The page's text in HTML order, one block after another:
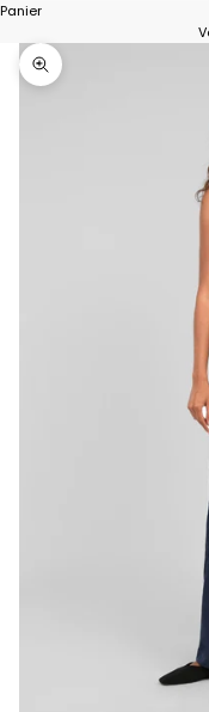
Panier
Zoomer sur l'image